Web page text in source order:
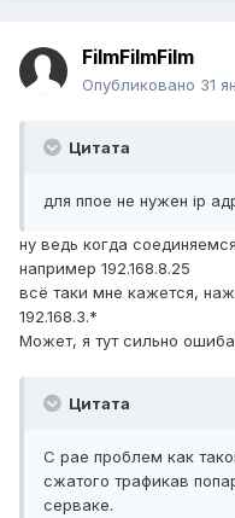
FilmFilmFilm
Опубликовано 31
Цитата
для ппое не нужен ip
ну ведь когда
например 192.168.8.25
всё таки мне кажется,
192.168.3.*
Может, я тут сильно
Цитата
С рае проблем как
сжатого трафикав
серваке.